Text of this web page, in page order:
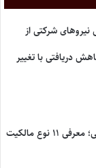
نیروهای شرکتی از
دریافتی با تغییر
انواع مالکیت املاک در حقوق ثبتی؛ معرفی ۱۱ نوع مالکیت